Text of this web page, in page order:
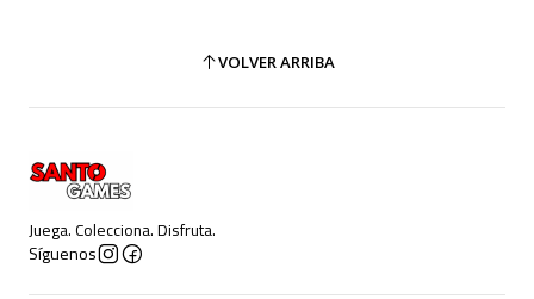
VOLVER ARRIBA
Juega. Colecciona. Disfruta.
Síguenos